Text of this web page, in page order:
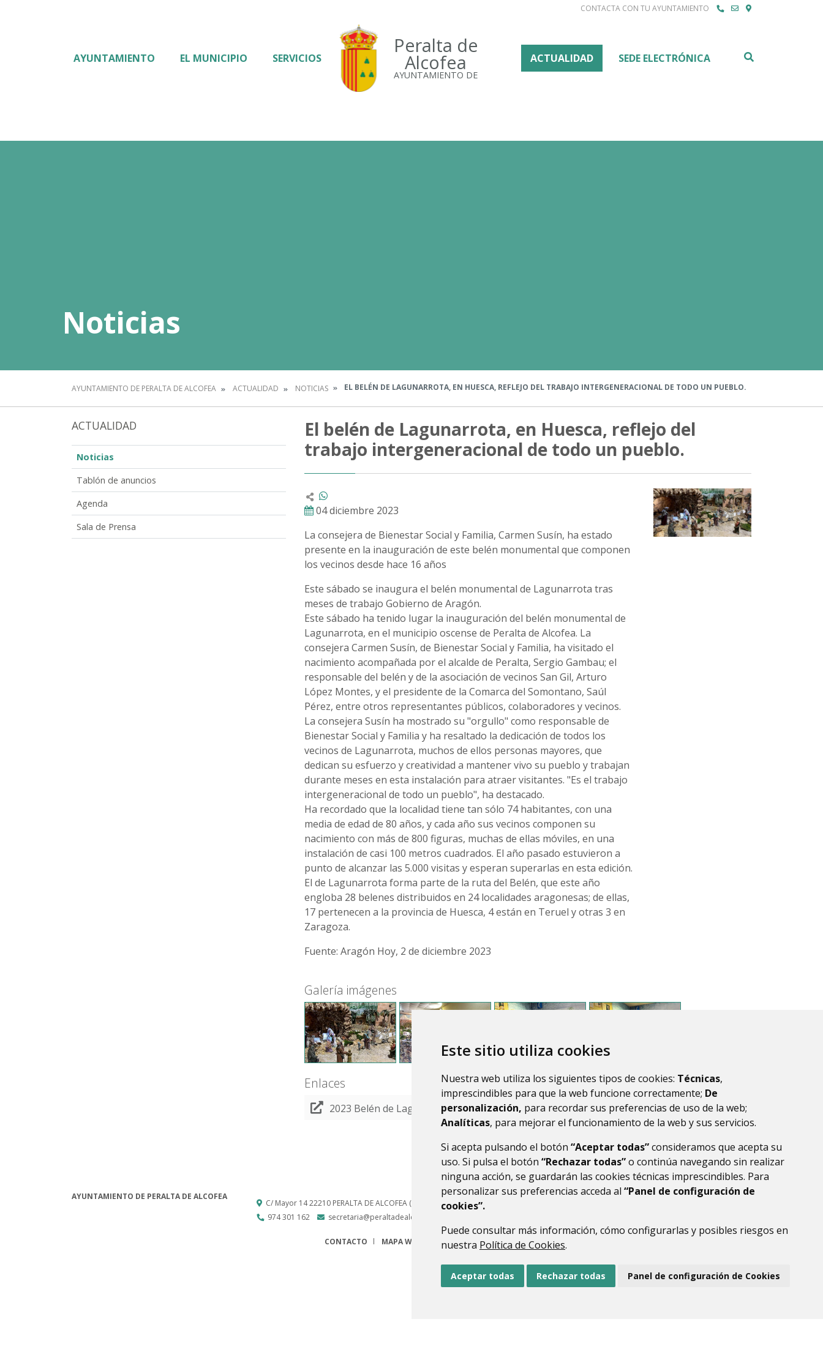
Este sitio utiliza cookies
Nuestra web utiliza los siguientes tipos de cookies: Técnicas,
imprescindibles para que la web funcione correctamente; De
personalización, para recordar sus preferencias de uso de la web;
Analíticas, para mejorar el funcionamiento de la web y sus servicios.
Si acepta pulsando el botón “Aceptar todas”consideramos que acepta su
uso. Si pulsa el botón “Rechazar todas”o continúa navegando sin realizar
ninguna acción, se guardarán las cookies técnicas imprescindibles. Para
personalizar sus preferencias acceda al “Panel de configuración de
cookies”.
Puede consultar más información, cómo configurarlas y posibles riesgos en
nuestra Política de Cookies.
Aceptar todas Rechazar todas Panel de configuración de Cookies
CONTACTA CON TU AYUNTAMIENTO
Peralta de
Alcofea
AYUNTAMIENTO DE
AYUNTAMIENTO EL MUNICIPIO SERVICIOS ACTUALIDAD SEDE ELECTRÓNICA
Noticias
AYUNTAMIENTO DE PERALTA DE ALCOFEA ACTUALIDAD NOTICIAS EL BELÉN DE LAGUNARROTA, EN HUESCA, REFLEJO DEL TRABAJO INTERGENERACIONAL DE TODO UN PUEBLO.
ACTUALIDAD
Noticias
Tablón de anuncios
Agenda
Sala de Prensa
El belén de Lagunarrota, en Huesca, reflejo del
trabajo intergeneracional de todo un pueblo.
04 diciembre 2023
La consejera de Bienestar Social y Familia, Carmen Susín, ha estado
presente en la inauguración de este belén monumental que componen
los vecinos desde hace 16 años
Este sábado se inaugura el belén monumental de Lagunarrota tras
meses de trabajo Gobierno de Aragón.
Este sábado ha tenido lugar la inauguración del belén monumental de
Lagunarrota, en el municipio oscense de Peralta de Alcofea. La
consejera Carmen Susín, de Bienestar Social y Familia, ha visitado el
nacimiento acompañada por el alcalde de Peralta, Sergio Gambau; el
responsable del belén y de la asociación de vecinos San Gil, Arturo
López Montes, y el presidente de la Comarca del Somontano, Saúl
Pérez, entre otros representantes públicos, colaboradores y vecinos.
La consejera Susín ha mostrado su "orgullo" como responsable de
Bienestar Social y Familia y ha resaltado la dedicación de todos los
vecinos de Lagunarrota, muchos de ellos personas mayores, que
dedican su esfuerzo y creatividad a mantener vivo su pueblo y trabajan
durante meses en esta instalación para atraer visitantes. "Es el trabajo
intergeneracional de todo un pueblo", ha destacado.
Ha recordado que la localidad tiene tan sólo 74 habitantes, con una
media de edad de 80 años, y cada año sus vecinos componen su
nacimiento con más de 800 figuras, muchas de ellas móviles, en una
instalación de casi 100 metros cuadrados. El año pasado estuvieron a
punto de alcanzar las 5.000 visitas y esperan superarlas en esta edición.
El de Lagunarrota forma parte de la ruta del Belén, que este año
engloba 28 belenes distribuidos en 24 localidades aragonesas; de ellas,
17 pertenecen a la provincia de Huesca, 4 están en Teruel y otras 3 en
Zaragoza.
Fuente: Aragón Hoy, 2 de diciembre 2023
Galería imágenes
Enlaces
2023 Belén de Lagunarrota
AYUNTAMIENTO DE PERALTA DE ALCOFEA
C/ Mayor 1422210 PERALTA DE ALCOFEA (HUESCA) - ARAGÓN
974 301 162
secretaria@peraltadealcofea.es
CONTACTO MAPA WEB AVISO LEGAL PROTECCIÓN DE DATOS